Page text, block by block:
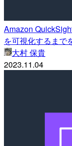
Amazon
を可視化するまで
大村 保貴
2023.11.04